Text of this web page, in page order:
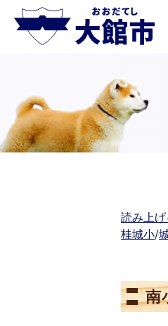
読み上げ
桂城小/
南